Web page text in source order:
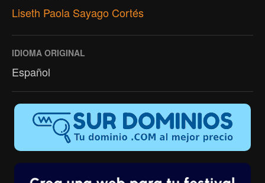
Liseth Paola Sayago Cortés
IDIOMA ORIGINAL
Español